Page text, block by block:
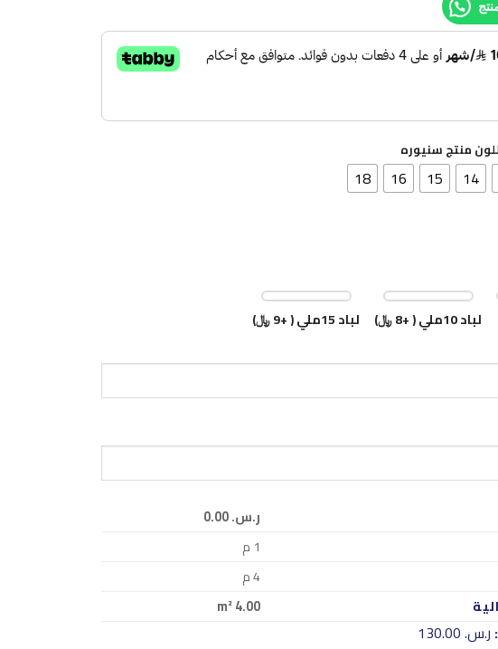
منتج سنيوره
14
15
16
18
لباد 10ملي ( +8 ﷼) لباد 15ملي ( +9 ﷼)
ر.س.‏ 0.00
1 م
4م
4.00
m²
ر.س.‏ 130.00